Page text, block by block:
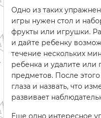
Одно из таких
игры нужен стол и
фрукты или игрушки.
и дайте ребенку
течение нескольких
ребенка и удалите или
предметов. После
глаза и назвать, что
развивает
Еще одно интересное